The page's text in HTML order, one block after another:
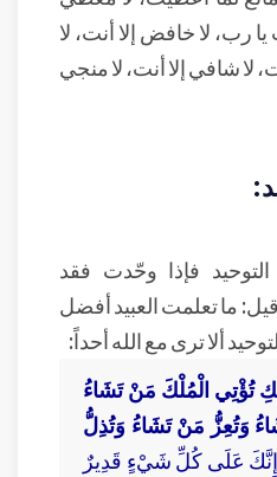
يا رب، لا خافض إلا أنت، لا
لا شافي إلا أنت، لا منجي
فإذا وحّدت فقد
ما تعلمت العبيد أفضل
ألا ترى مع الله أحداً:
تُؤْتِي الْمُلْكَ مَنْ تَشَاءُ
وَتُعِزُّ مَنْ تَشَاءُ وَتُذِلُّ
إِنَّكَ عَلَى كُلِّ شَيْءٍ قَدِيرٌ